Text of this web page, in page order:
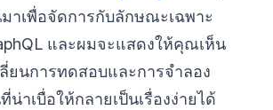
าเพื่อจัดการกับลักษณะเฉพาะ
และผมจะแสดงให้คุณเห็น
ยนการทดสอบและการจำลอง
น่าเบื่อให้กลายเป็นเรื่องง่ายได้